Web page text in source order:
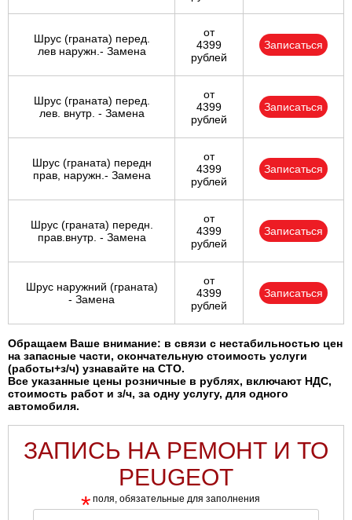
Шрус (граната) перед.
лев наружн.- Замена
от
4399
рублей
Записаться
Шрус (граната) перед.
лев. внутр. - Замена
от
4399
рублей
Записаться
Шрус (граната) передн
прав, наружн.- Замена
от
4399
рублей
Записаться
Шрус (граната) передн.
прав.внутр. - Замена
от
4399
рублей
Записаться
Шрус наружний (граната)
- Замена
от
4399
рублей
Записаться
Обращаем Ваше внимание: в связи с нестабильностью цен
на запасные части, окончательную стоимость услуги
(работы+з/ч) узнавайте на СТО.
Все указанные цены розничные в рублях, включают НДС,
стоимость работ и з/ч, за одну услугу, для одного
автомобиля.
ЗАПИСЬ НА РЕМОНТ И ТО
PEUGEOT
* поля, обязательные для заполнения